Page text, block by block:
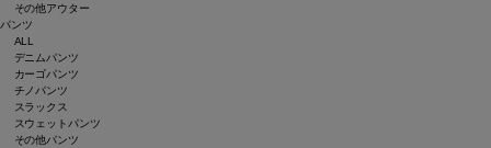
その他アウター
パンツ
ALL
デニムパンツ
カーゴパンツ
チノパンツ
スラックス
スウェットパンツ
その他パンツ